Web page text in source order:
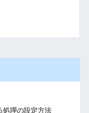
理の設定方法